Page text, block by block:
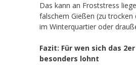
Das kann an Froststress
falschem Gießen (zu trocken
im Winterquartier oder
Fazit: Für wen sich das
besonders lohnt